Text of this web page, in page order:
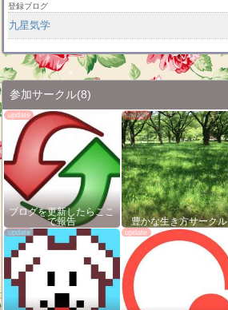
登録ブログ
九星気学
参加サークル(8)
ブログを更新したらここ
で報告
豊かな生き方サークル